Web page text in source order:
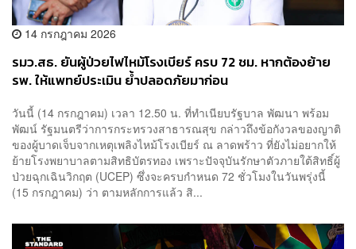
14 กรกฎาคม 2026
รมว.สธ. ยันผู้ป่วยไฟไหม้โรงเบียร์ ครบ 72 ชม. หากต้องย้าย
รพ. ให้แพทย์ประเมิน ย้ำปลอดภัยมาก่อน
วันนี้ (14 กรกฎาคม) เวลา 12.50 น. ที่ทำเนียบรัฐบาล พัฒนา พร้อม
พัฒน์ รัฐมนตรีว่าการกระทรวงสาธารณสุข กล่าวถึงข้อกังวลของญาติ
ของผู้บาดเจ็บจากเหตุเพลิงไหม้โรงเบียร์ ณ ลาดพร้าว ที่ยังไม่อยากให้
ย้ายโรงพยาบาลตามสิทธิบัตรทอง เพราะปัจจุบันรักษาตัวภายใต้สิทธิ์ผู้
ป่วยฉุกเฉินวิกฤต (UCEP) ซึ่งจะครบกำหนด 72 ชั่วโมงในวันพรุ่งนี้
(15 กรกฎาคม) ว่า ตามหลักการแล้ว สิ...